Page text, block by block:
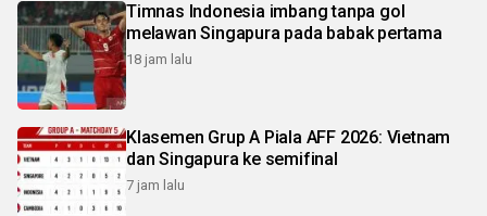
Timnas Indonesia imbang tanpa gol
melawan Singapura pada babak pertama
18 jam lalu
Klasemen Grup A Piala AFF 2026: Vietnam
dan Singapura ke semifinal
7 jam lalu